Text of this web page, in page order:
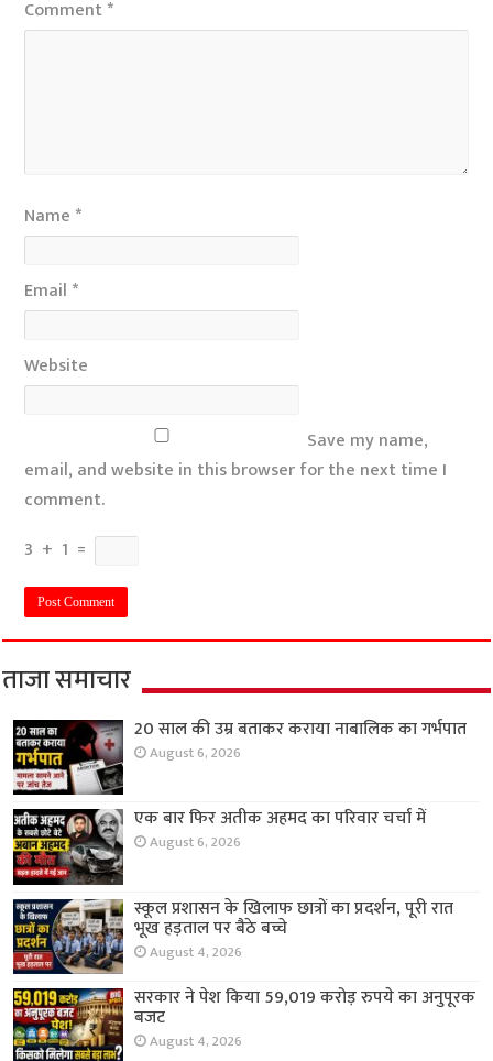
Comment*
Name *
Email *
Website
Save my name,
email, and website in this browser for the next time I
comment.
3 + 1 =
ताजा समाचार
20 साल की उम्र बताकर कराया नाबालिक का गर्भपात
August 6, 2026
एक बार फिर अतीक अहमद का परिवार चर्चा में
August 6, 2026
स्कूल प्रशासन के खिलाफ छात्रों का प्रदर्शन, पूरी रात
भूख हड़ताल पर बैठे बच्चे
August 4, 2026
सरकार ने पेश किया 59,019 करोड़ रुपये का अनुपूरक
बजट
August 4, 2026